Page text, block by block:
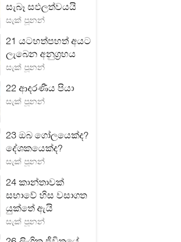
සැබෑ සඵලත්වයයි
සැක් පූනන්
21 යටහත්පහත් අයට
ලැබෙන අනුග්‍රහය
සැක් පූනන්
22 ආදරණීය පියා
සැක් පූනන්
23 ඔබ ගෝලයෙක්ද?
දේශකයෙක්ද?
සැක් පූනන්
24 කාන්තාවක්
සභාවේ හිස වසාගත
යුක්තේ ඇයි
සැක් පූනන්